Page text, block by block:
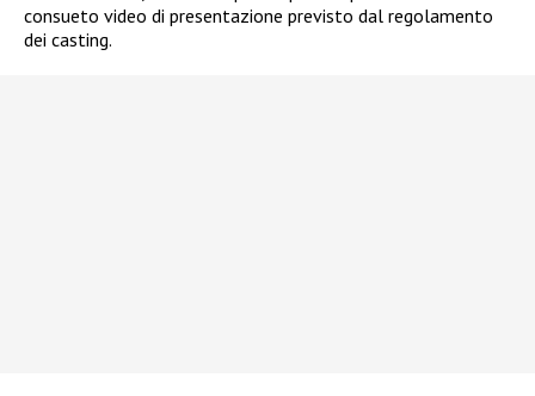
consueto video di presentazione previsto dal regolamento
dei casting.